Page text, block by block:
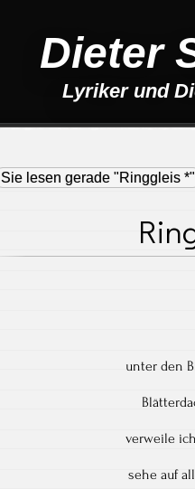
Dieter
Lyriker und
Sie lesen gerade "Ringgleis *"
unter den
verweile
sehe auf